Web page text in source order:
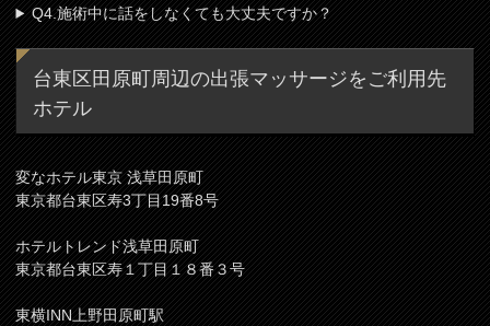
Q4.施術中に話をしなくても大丈夫ですか？
台東区田原町周辺の出張マッサージをご利用先
ホテル
変なホテル東京 浅草田原町
東京都台東区寿3丁目19番8号
ホテルトレンド浅草田原町
東京都台東区寿１丁目１８番３号
東横INN上野田原町駅